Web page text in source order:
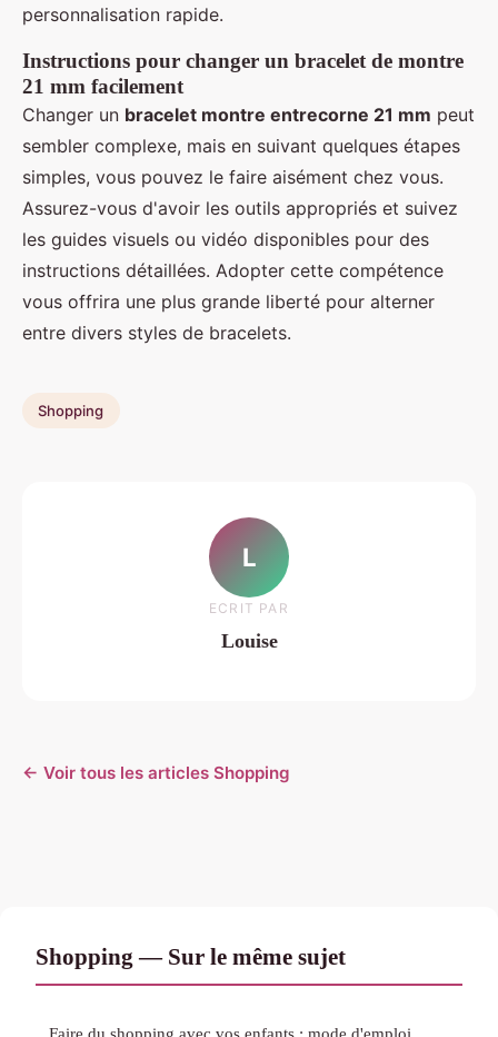
personnalisation rapide.
Instructions pour changer un bracelet de montre
21 mm facilement
Changer un bracelet montre entrecorne 21 mm peut
sembler complexe, mais en suivant quelques étapes
simples, vous pouvez le faire aisément chez vous.
Assurez-vous d'avoir les outils appropriés et suivez
les guides visuels ou vidéo disponibles pour des
instructions détaillées. Adopter cette compétence
vous offrira une plus grande liberté pour alterner
entre divers styles de bracelets.
Shopping
L
ECRIT PAR
Louise
← Voir tous les articles Shopping
Shopping — Sur le même sujet
Faire du shopping avec vos enfants : mode d'emploi